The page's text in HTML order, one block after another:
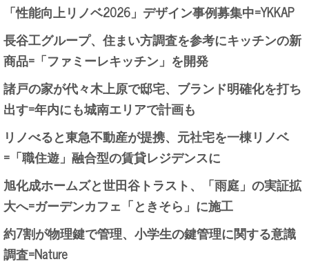
「性能向上リノベ2026」デザイン事例募集中=YKKAP
長谷工グループ、住まい方調査を参考にキッチンの新
商品=「ファミーレキッチン」を開発
諸戸の家が代々木上原で邸宅、ブランド明確化を打ち
出す=年内にも城南エリアで計画も
リノべると東急不動産が提携、元社宅を一棟リノベ
=「職住遊」融合型の賃貸レジデンスに
旭化成ホームズと世田谷トラスト、「雨庭」の実証拡
大へ=ガーデンカフェ「ときそら」に施工
約7割が物理鍵で管理、小学生の鍵管理に関する意識
調査=Nature